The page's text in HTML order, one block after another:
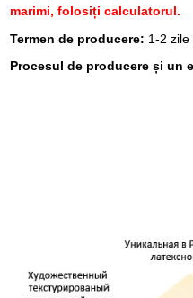
marimi, folosiți calculatorul.
Termen de producere: 1-2
Procesul de producere și un